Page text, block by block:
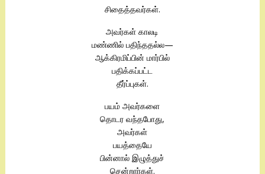
சிதைத்தவர்கள்.
அவர்கள் காலடி
மண்ணில் பதிந்ததல்ல—
ஆக்கிரமிப்பின் மார்பில்
பதிக்கப்பட்ட
தீர்ப்புகள்.
பயம் அவர்களை
தொடர வந்தபோது,
அவர்கள்
பயத்தையே
பின்னால் இழுத்துச்
சென்றார்கள்.